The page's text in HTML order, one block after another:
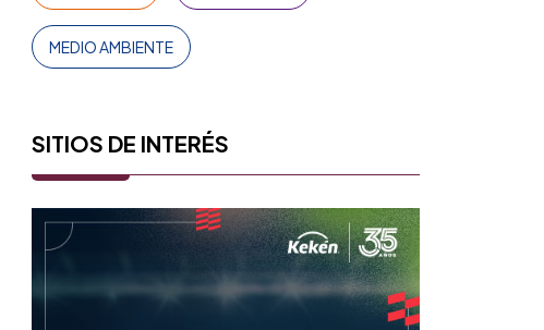
MEDIO AMBIENTE
SITIOS DE INTERÉS